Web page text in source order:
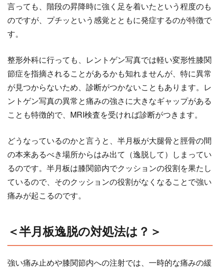
言っても、階段の昇降時に強く足を着いたという程度のも
のですが、プチッという感覚とともに発症するのが特徴で
す。
整形外科に行っても、レントゲン写真では軽い変形性膝関
節症を指摘されることがあるかも知れませんが、特に異常
が見つからないため、診断がつかないこともあります。レ
ントゲン写真の異常と痛みの強さに大きなギャップがある
ことも特徴的で、MRI検査を受ければ診断がつきます。
どうなっているのかと言うと、半月板が大腿骨と脛骨の間
の本来あるべき場所からはみ出て（逸脱して）しまってい
るのです。半月板は膝関節内でクッションの役割を果たし
ているので、そのクッションの役割がなくなることで強い
痛みが起こるのです。
＜半月板逸脱の対処法は？＞
強い痛み止めや膝関節内への注射では、一時的な痛みの緩